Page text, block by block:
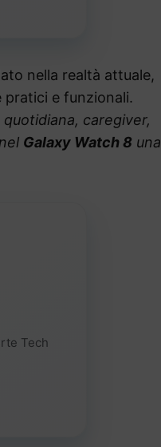
nella realtà attuale,
pratici e funzionali.
caregiver,
Galaxy Watch 8 una
Tech